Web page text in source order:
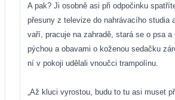
A pak? Ji osobně asi při odpočinku
přesuny z televize do nahrávacího studia
vaří, pracuje na zahradě, stará se o psa
pýchou a obavami o koženou sedačku
ní v pokoji udělali vnoučci trampolínu.
„Až kluci vyrostou, budu to tu asi muset